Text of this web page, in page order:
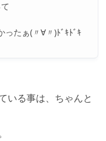
ったぁ(〃∀〃)ﾄﾞｷﾄﾞｷ
いる事は、ちゃんと